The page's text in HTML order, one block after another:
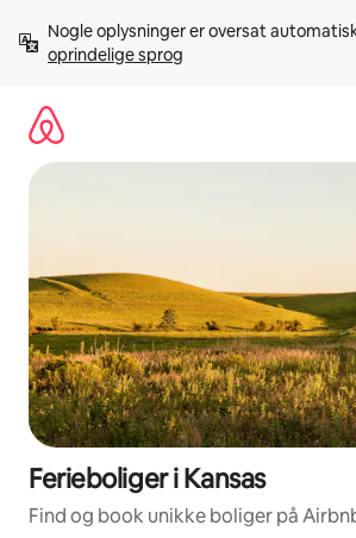
videre
Nogle oplysninger er oversat
oprindelige sprog
Ferieboliger i Kansas
Find og book unikke boliger på